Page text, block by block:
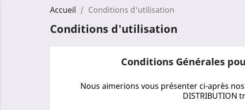
Accueil Conditions d'utilisation
Conditions d'utilisation
Conditions Générales
Nous aimerions vous présenter ci-après
DISTRIBUTION